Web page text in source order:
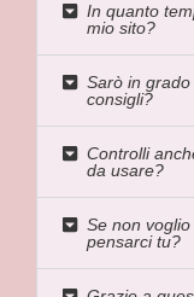
In quanto
mio sito?
Sarò in
consigli?
Controlli
da usare?
Se non
pensarci tu?